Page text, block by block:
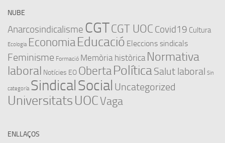
NUBE
Anarcosindicalisme CGTCGT UOC Covid19 Cultura
Ecologia EconomiaEducació Eleccions sindicals
Feminisme Formació Memòria històrica Normativa
laboral Notícies EO ObertaPolíticaSalut laboral Sin
categoría SindicalSocial Uncategorized
UniversitatsUOCVaga
ENLLAÇOS